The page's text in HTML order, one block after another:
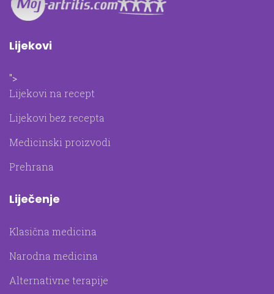
Lijekovi
">
Lijekovi na recept
Lijekovi bez recepta
Medicinski proizvodi
Prehrana
Liječenje
Klasična medicina
Narodna medicina
Alternativne terapije